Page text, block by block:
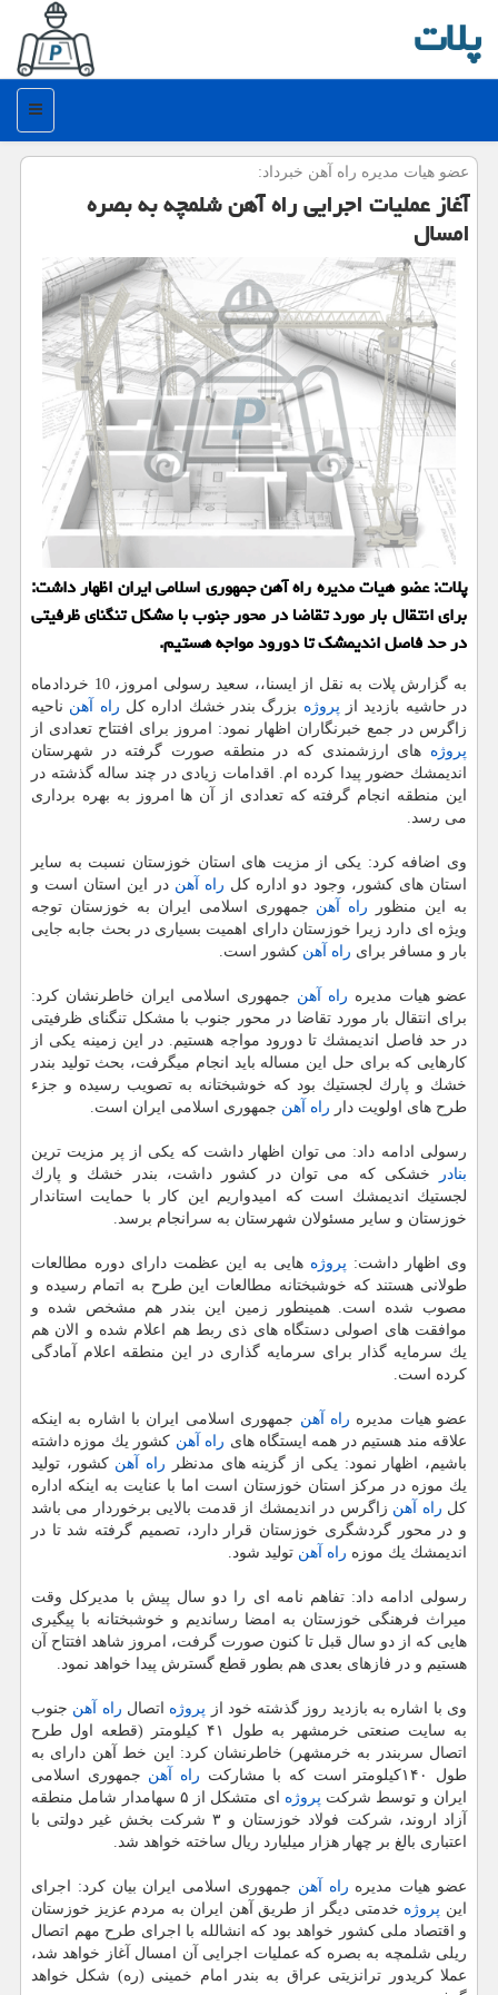
پلات
منو
عضو هیات مدیره راه آهن خبرداد:
آغاز عملیات اجرایی راه آهن شلمچه به بصره
امسال
پلات: عضو هیات مدیره راه آهن جمهوری اسلامی ایران اظهار داشت:
برای انتقال بار مورد تقاضا در محور جنوب با مشكل تنگنای ظرفیتی
در حد فاصل اندیمشك تا دورود مواجه هستیم.
به گزارش پلات به نقل از ایسنا،، سعید رسولی امروز، 10 خردادماه
در حاشیه بازدید از پروژه بزرگ بندر خشك اداره كل راه آهن ناحیه
زاگرس در جمع خبرنگاران اظهار نمود: امروز برای افتتاح تعدادی از
پروژه های ارزشمندی كه در منطقه صورت گرفته در شهرستان
اندیمشك حضور پیدا كرده ام. اقدامات زیادی در چند ساله گذشته در
این منطقه انجام گرفته كه تعدادی از آن ها امروز به بهره برداری
می رسد.
وی اضافه كرد: یكی از مزیت های استان خوزستان نسبت به سایر
استان های كشور، وجود دو اداره كل راه آهن در این استان است و
به این منظور راه آهن جمهوری اسلامی ایران به خوزستان توجه
ویژه ای دارد زیرا خوزستان دارای اهمیت بسیاری در بحث جابه جایی
بار و مسافر برای راه آهن كشور است.
عضو هیات مدیره راه آهن جمهوری اسلامی ایران خاطرنشان كرد:
برای انتقال بار مورد تقاضا در محور جنوب با مشكل تنگنای ظرفیتی
در حد فاصل اندیمشك تا دورود مواجه هستیم. در این زمینه یكی از
كارهایی كه برای حل این مساله باید انجام میگرفت، بحث تولید بندر
خشك و پارك لجستیك بود كه خوشبختانه به تصویب رسیده و جزء
طرح های اولویت دار راه آهن جمهوری اسلامی ایران است.
رسولی ادامه داد: می توان اظهار داشت كه یكی از پر مزیت ترین
بنادر
خشكی كه می توان در كشور داشت، بندر خشك و پارك
لجستیك اندیمشك است كه امیدواریم این كار با حمایت استاندار
خوزستان و سایر مسئولان شهرستان به سرانجام برسد.
وی اظهار داشت: پروژه هایی به این عظمت دارای دوره مطالعات
طولانی هستند كه خوشبختانه مطالعات این طرح به اتمام رسیده و
مصوب شده است. همینطور زمین این بندر هم مشخص شده و
موافقت های اصولی دستگاه های ذی ربط هم اعلام شده و الان هم
یك سرمایه گذار برای سرمایه گذاری در این منطقه اعلام آمادگی
كرده است.
عضو هیات مدیره راه آهن جمهوری اسلامی ایران با اشاره به اینكه
علاقه مند هستیم در همه ایستگاه های راه آهن كشور یك موزه داشته
باشیم، اظهار نمود: یكی از گزینه های مدنظر راه آهن كشور، تولید
یك موزه در مركز استان خوزستان است اما با عنایت به اینكه اداره
كل راه آهن زاگرس در اندیمشك از قدمت بالایی برخوردار می باشد
و در محور گردشگری خوزستان قرار دارد، تصمیم گرفته شد تا در
اندیمشك یك موزه راه آهن تولید شود.
رسولی ادامه داد: تفاهم نامه ای را دو سال پیش با مدیركل وقت
میراث فرهنگی خوزستان به امضا رساندیم و خوشبختانه با پیگیری
هایی كه از دو سال قبل تا كنون صورت گرفت، امروز شاهد افتتاح آن
هستیم و در فازهای بعدی هم بطور قطع گسترش پیدا خواهد نمود.
وی با اشاره به بازدید روز گذشته خود از پروژه اتصال راه آهن جنوب
به سایت صنعتی خرمشهر به طول ۴۱ كیلومتر (قطعه اول طرح
اتصال سربندر به خرمشهر) خاطرنشان كرد: این خط آهن دارای به
طول ۱۴۰كیلومتر است كه با مشاركت
راه آهن جمهوری اسلامی
ایران و توسط شركت پروژه
ای متشكل از ۵ سهامدار شامل منطقه
آزاد اروند، شركت فولاد خوزستان و ۳ شركت بخش غیر دولتی با
اعتباری بالغ بر چهار هزار میلیارد ریال ساخته خواهد شد.
عضو هیات مدیره راه آهن جمهوری اسلامی ایران بیان كرد: اجرای
این پروژه خدمتی دیگر از طریق آهن ایران به مردم عزیز خوزستان
و اقتصاد ملی كشور خواهد بود كه انشالله با اجرای طرح مهم اتصال
ریلی شلمچه به بصره كه عملیات اجرایی آن امسال آغاز خواهد شد،
عملا كریدور ترانزیتی عراق به بندر امام خمینی (ره) شكل خواهد